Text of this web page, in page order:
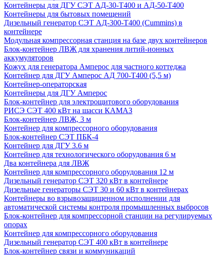
Контейнеры для ДГУ СЭТ АД-30-Т400 и АД-50-Т400
Контейнеры для бытовых помещений
Дизельный генератор СЭТ АД-300-Т400 (Cummins) в
контейнере
Модульная компрессорная станция на базе двух контейнеров
Блок-контейнер ЛВЖ для хранения литий-ионных
аккумуляторов
Кожух для генератора Амперос для частного коттеджа
Контейнер для ДГУ Амперос АД 700-Т400 (5,5 м)
Контейнер-операторская
Контейнеры для ДГУ Амперос
Блок-контейнер для электрощитового оборудования
РИСЭ СЭТ 400 кВт на шасси КАМАЗ
Блок-контейнер ЛВЖ, 3 м
Контейнер для компрессорного оборудования
Блок-контейнер СЭТ ПБК-4
Контейнер для ДГУ 3.6 м
Контейнер для технологического оборудования 6 м
Два контейнера для ЛВЖ
Контейнер для компрессорного оборудования 12 м
Дизельный генератор СЭТ 320 кВт в контейнере
Дизельные генераторы СЭТ 30 и 60 кВт в контейнерах
Контейнеры во взрывозащищенном исполнении для
автоматической системы контроля промышленных выбросов
Блок-контейнер для компрессорной станции на регулируемых
опорах
Контейнер для компрессорного оборудования
Дизельный генератор СЭТ 400 кВт в контейнере
Блок-контейнер связи и коммуникаций